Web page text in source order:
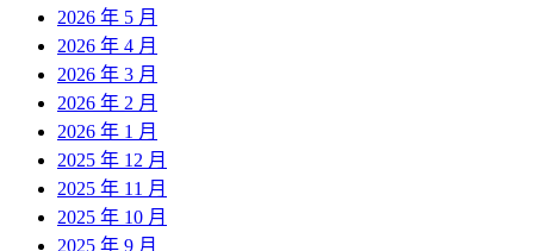
2026 年 5 月
2026 年 4 月
2026 年 3 月
2026 年 2 月
2026 年 1 月
2025 年 12 月
2025 年 11 月
2025 年 10 月
2025 年 9 月